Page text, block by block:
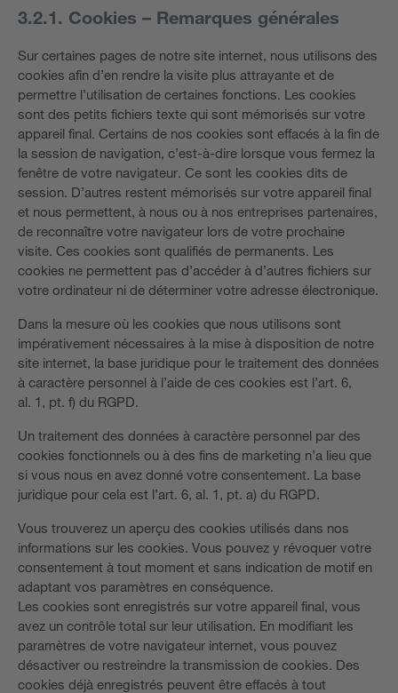
3.2.1. Cookies – Remarques générales
Sur certaines pages de notre site internet, nous utilisons des
cookies afin d’en rendre la visite plus attrayante et de
permettre l’utilisation de certaines fonctions. Les cookies
sont des petits fichiers texte qui sont mémorisés sur votre
appareil final. Certains de nos cookies sont effacés à la fin de
la session de navigation, c’est-à-dire lorsque vous fermez la
fenêtre de votre navigateur. Ce sont les cookies dits de
session. D’autres restent mémorisés sur votre appareil final
et nous permettent, à nous ou à nos entreprises partenaires,
de reconnaître votre navigateur lors de votre prochaine
visite. Ces cookies sont qualifiés de permanents. Les
cookies ne permettent pas d’accéder à d’autres fichiers sur
votre ordinateur ni de déterminer votre adresse électronique.
Dans la mesure où les cookies que nous utilisons sont
impérativement nécessaires à la mise à disposition de notre
site internet, la base juridique pour le traitement des données
à caractère personnel à l’aide de ces cookies est l’art. 6,
al. 1, pt. f) du RGPD.
Un traitement des données à caractère personnel par des
cookies fonctionnels ou à des fins de marketing n’a lieu que
si vous nous en avez donné votre consentement. La base
juridique pour cela est l’art. 6, al. 1, pt. a) du RGPD.
Vous trouverez un aperçu des cookies utilisés dans nos
informations sur les cookies. Vous pouvez y révoquer votre
consentement à tout moment et sans indication de motif en
adaptant vos paramètres en conséquence.
Les cookies sont enregistrés sur votre appareil final, vous
avez un contrôle total sur leur utilisation. En modifiant les
paramètres de votre navigateur internet, vous pouvez
désactiver ou restreindre la transmission de cookies. Des
cookies déjà enregistrés peuvent être effacés à tout